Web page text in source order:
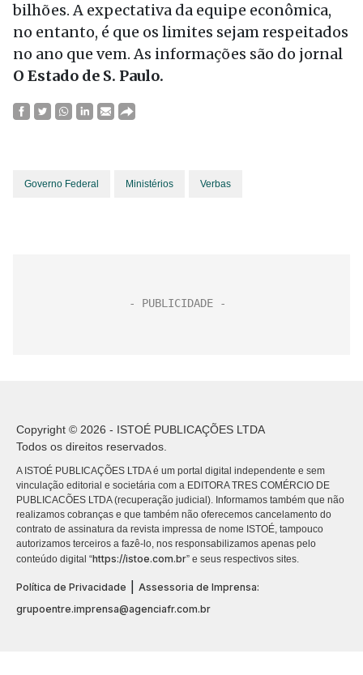
bilhões. A expectativa da equipe econômica,
no entanto, é que os limites sejam respeitados
no ano que vem. As informações são do jornal
O Estado de S. Paulo.
Governo Federal Ministérios Verbas
Copyright © 2026 - ISTOÉ PUBLICAÇÕES LTDA
Todos os direitos reservados.
A ISTOÉ PUBLICAÇÕES LTDA é um portal digital independente e sem
vinculação editorial e societária com a EDITORA TRES COMÉRCIO DE
PUBLICACÕES LTDA (recuperação judicial). Informamos também que não
realizamos cobranças e que também não oferecemos cancelamento do
contrato de assinatura da revista impressa de nome ISTOÉ, tampouco
autorizamos terceiros a fazê-lo, nos responsabilizamos apenas pelo
conteúdo digital “https://istoe.com.br” e seus respectivos sites.
Política de Privacidade
Assessoria de Imprensa:
grupoentre.imprensa@agenciafr.com.br